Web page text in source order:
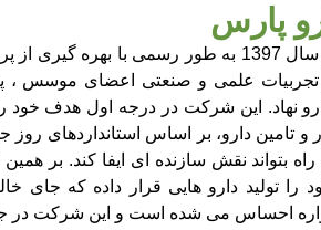
پارس
شرکت نونا دارو پارس در سال 1397 به طور رسمی با
تجربیات علمی و صنعتی اعضای موسس
نهاد. این شرکت در درجه اول هدف خود
و تامین دارو، بر اساس استانداردهای روز
راه بتواند نقش سازنده ای ایفا کند. بر
را تولید دارو هایی قرار داده که جای
احساس می شده است و این شرکت در